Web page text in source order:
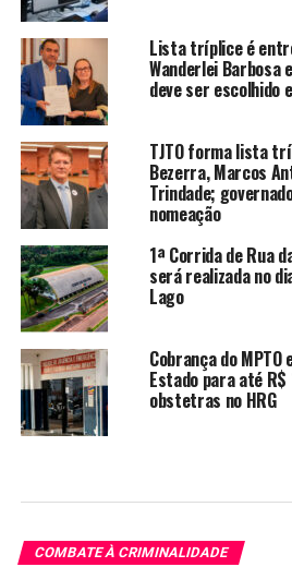
Lista tríplice é
Wanderlei Barbosa
deve ser escolhido
TJTO forma lista
Bezerra, Marcos
Trindade;
nomeação
1ª Corrida de Rua
será realizada no
Lago
Cobrança do
Estado para até
obstetras no HRG
COMBATE À CRIMINALIDADE